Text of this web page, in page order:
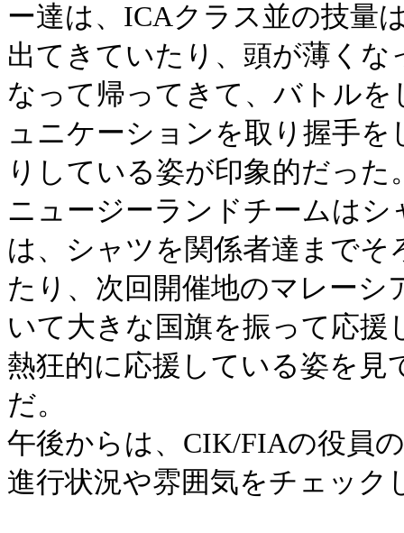
ー達は、ICAクラス並の技
出てきていたり、頭が薄く
なって帰ってきて、バトル
ュニケーションを取り握手
りしている姿が印象的だった
ニュージーランドチームは
は、シャツを関係者達まで
たり、次回開催地のマレーシ
いて大きな国旗を振って応
熱狂的に応援している姿を
だ。
午後からは、CIK/FIAの役員
進行状況や雰囲気をチェック